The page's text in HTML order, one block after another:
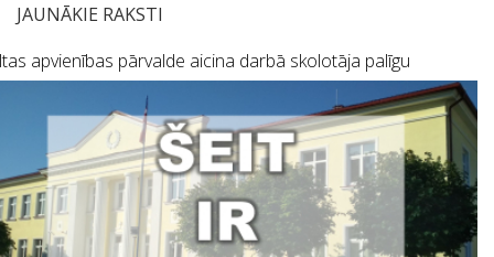
JAUNĀKIE RAKSTI
apvienības pārvalde aicina darbā skolotāja palīgu